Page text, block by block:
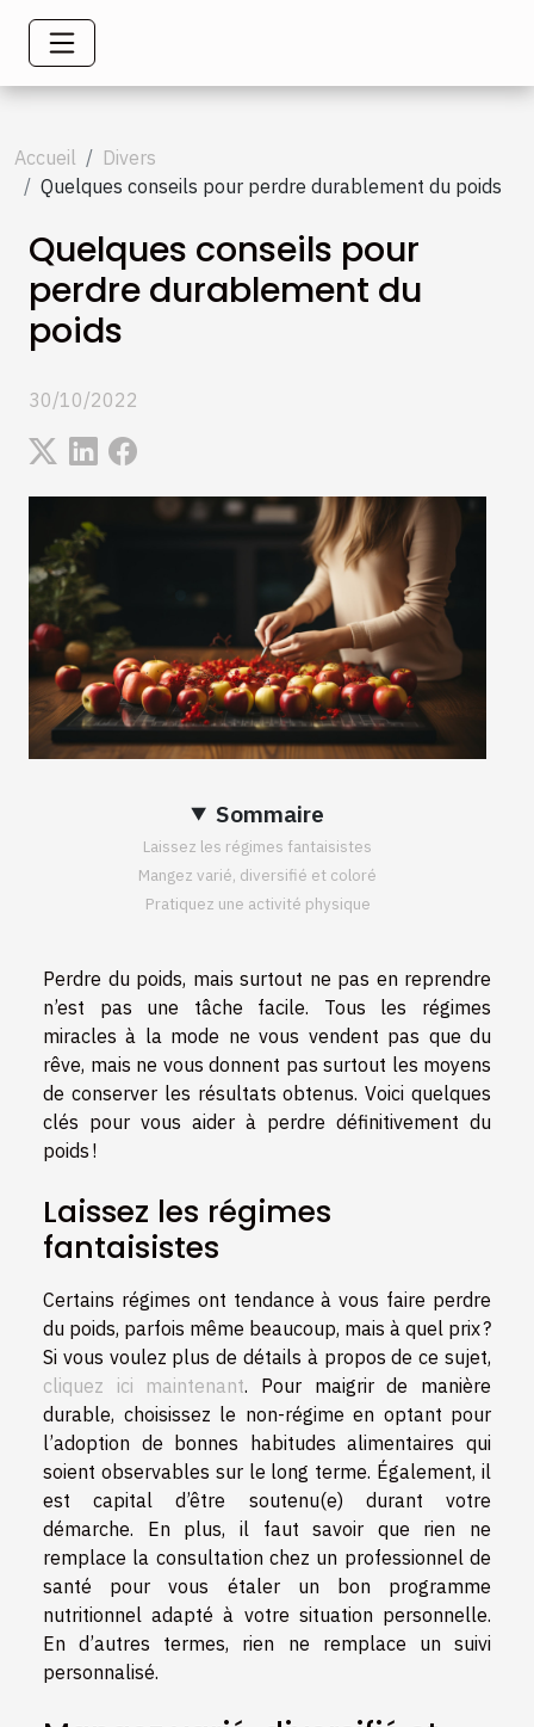
Accueil
Divers
Quelques conseils pour perdre durablement du poids
Quelques conseils pour
perdre durablement du
poids
30/10/2022
Sommaire
Laissez les régimes fantaisistes
Mangez varié, diversifié et coloré
Pratiquez une activité physique
Perdre du poids, mais surtout ne pas en reprendre
n’est pas une tâche facile. Tous les régimes
miracles à la mode ne vous vendent pas que du
rêve, mais ne vous donnent pas surtout les moyens
de conserver les résultats obtenus. Voici quelques
clés pour vous aider à perdre définitivement du
poids !
Laissez les régimes
fantaisistes
Certains régimes ont tendance à vous faire perdre
du poids, parfois même beaucoup, mais à quel prix ?
Si vous voulez plus de détails à propos de ce sujet,
cliquez ici maintenant. Pour maigrir de manière
durable, choisissez le non-régime en optant pour
l’adoption de bonnes habitudes alimentaires qui
soient observables sur le long terme. Également, il
est capital d’être soutenu(e) durant votre
démarche. En plus, il faut savoir que rien ne
remplace la consultation chez un professionnel de
santé pour vous étaler un bon programme
nutritionnel adapté à votre situation personnelle.
En d’autres termes, rien ne remplace un suivi
personnalisé.